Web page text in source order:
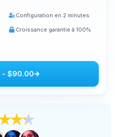
Youtube
sur Youtube
Configuration en 2 minutes
Croissance garantie à 100%
- $90.00